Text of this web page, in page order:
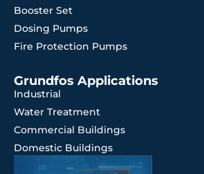
Booster Set
Dosing Pumps
Fire Protection Pumps
Grundfos Applications
Industrial
Water Treatment
Commercial Buildings
Domestic Buildings